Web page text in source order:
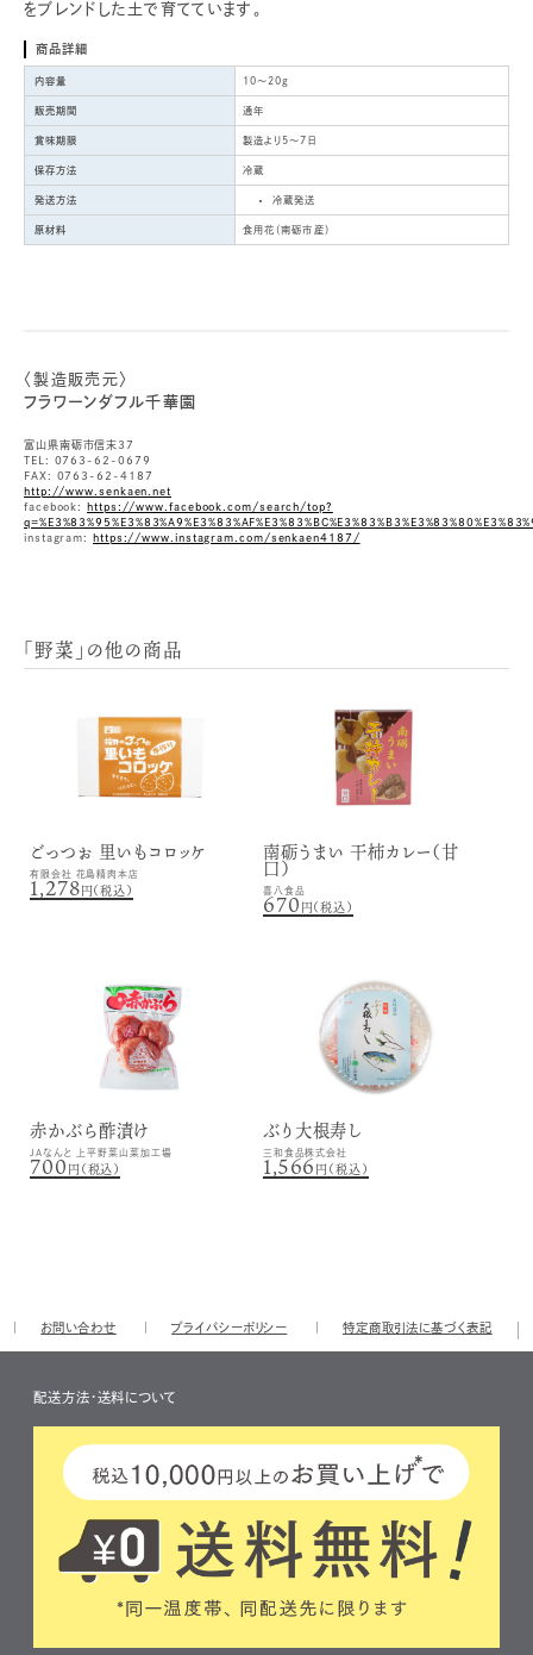
をブレンドした土で育てています。
商品詳細
内容量 10～20g
販売期間 通年
賞味期限 製造より5～7日
保存方法 冷蔵
発送方法 冷蔵発送
原材料 食用花（南砺市産）
〈製造販売元〉
フラワーンダフル千華園
富山県南砺市信末37
TEL: 0763-62-0679
FAX: 0763-62-4187
http://www.senkaen.net
facebook: https://www.facebook.com/search/top?
instagram:
https://www.instagram.com/senkaen4187/
「野菜」の他の商品
ごっつぉ 里いもコロッケ
有限会社 花島精肉本店
1,278円（税込）
南砺うまい 干柿カレー（甘
口）
喜八食品
670円（税込）
赤かぶら酢漬け
JAなんと 上平野菜山菜加工場
700円（税込）
ぶり大根寿し
三和食品株式会社
1,566円（税込）
お問い合わせ プライバシーポリシー 特定商取引法に基づく表記
配送方法・送料について